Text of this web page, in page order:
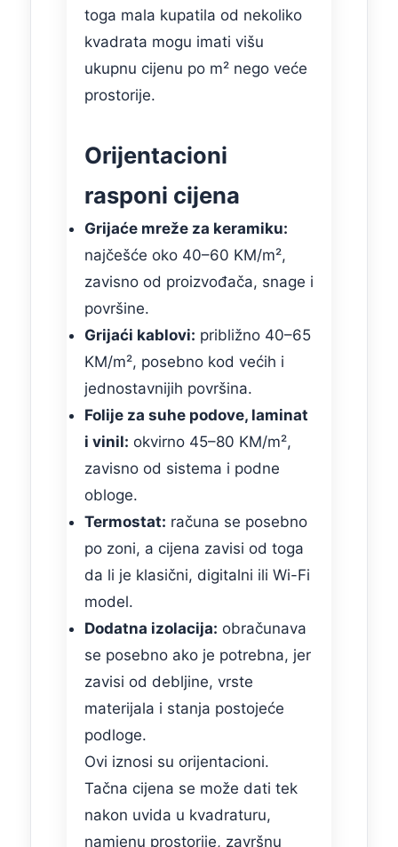
toga mala kupatila od nekoliko
kvadrata mogu imati višu
ukupnu cijenu po m² nego veće
prostorije.
Orijentacioni
rasponi cijena
Grijaće mreže za keramiku:
najčešće oko 40–60 KM/m²,
zavisno od proizvođača, snage i
površine.
Grijaći kablovi: približno 40–65
KM/m², posebno kod većih i
jednostavnijih površina.
Folije za suhe podove, laminat
i vinil: okvirno 45–80 KM/m²,
zavisno od sistema i podne
obloge.
Termostat: računa se posebno
po zoni, a cijena zavisi od toga
da li je klasični, digitalni ili Wi-Fi
model.
Dodatna izolacija: obračunava
se posebno ako je potrebna, jer
zavisi od debljine, vrste
materijala i stanja postojeće
podloge.
Ovi iznosi su orijentacioni.
Tačna cijena se može dati tek
nakon uvida u kvadraturu,
namjenu prostorije, završnu